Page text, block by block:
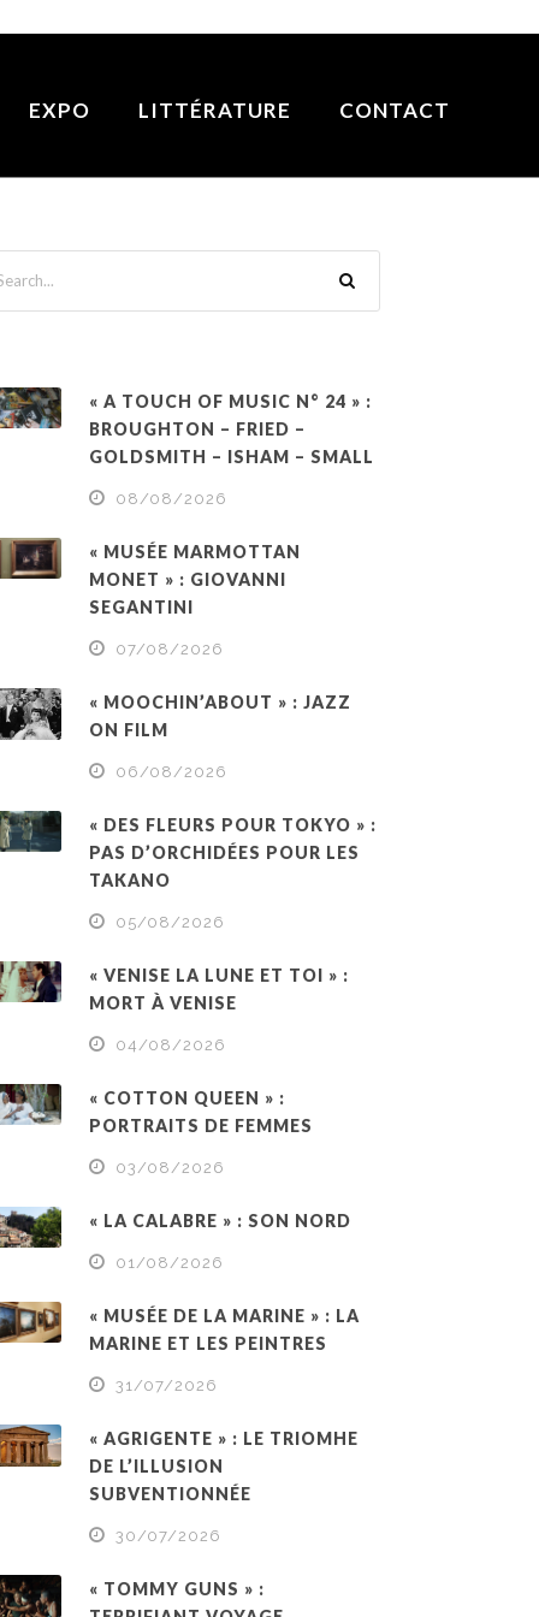
EXPO LITTÉRATURE CONTACT
« A TOUCH OF MUSIC N° 24 » :
BROUGHTON – FRIED –
GOLDSMITH – ISHAM – SMALL
08/08/2026
« MUSÉE MARMOTTAN
MONET » : GIOVANNI
SEGANTINI
07/08/2026
« MOOCHIN’ABOUT » : JAZZ
ON FILM
06/08/2026
« DES FLEURS POUR TOKYO » :
PAS D’ORCHIDÉES POUR LES
TAKANO
05/08/2026
« VENISE LA LUNE ET TOI » :
MORT À VENISE
04/08/2026
« COTTON QUEEN » :
PORTRAITS DE FEMMES
03/08/2026
« LA CALABRE » : SON NORD
01/08/2026
« MUSÉE DE LA MARINE » : LA
MARINE ET LES PEINTRES
31/07/2026
« AGRIGENTE » : LE TRIOMHE
DE L’ILLUSION
SUBVENTIONNÉE
30/07/2026
« TOMMY GUNS » :